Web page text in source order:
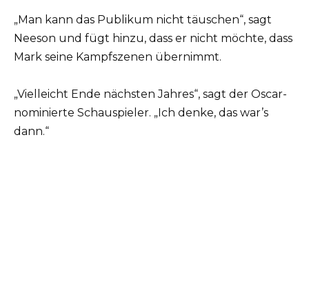
„Man kann das Publikum nicht täuschen“, sagt
Neeson und fügt hinzu, dass er nicht möchte, dass
Mark seine Kampfszenen übernimmt.
„Vielleicht Ende nächsten Jahres“, sagt der Oscar-
nominierte Schauspieler. „Ich denke, das war’s
dann.“